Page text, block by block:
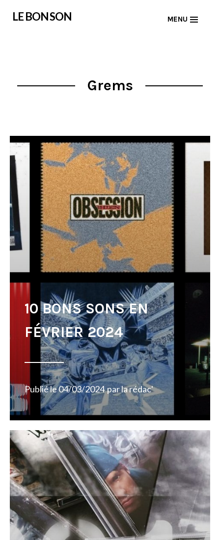
LE BON SON MENU
Grems
10 BONS SONS EN
FÉVRIER 2024
Publié le04/03/2024 parla rédac'